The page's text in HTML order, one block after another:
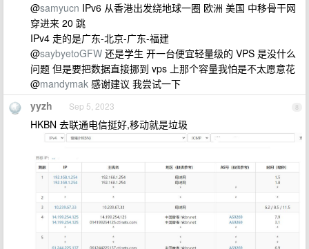
@samyucn IPv6 从香港出发绕地球一圈 欧洲 美国 中移骨干网
穿进来 20 跳
IPv4 走的是广东-北京-广东-福建
@saybyetoGFW 还是学生 开一台便宜轻量级的 VPS 是没什么
问题 但是要把数据直接挪到 vps 上那个容量我怕是不太愿意花
@mandymak 感谢建议 我尝试一下
8
yyzh Sep 5, 2023
HKBN 去联通电信挺好,移动就是垃圾